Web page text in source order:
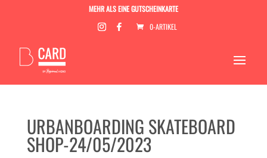
MEHR ALS EINE GUTSCHEINKARTE
0-ARTIKEL
URBANBOARDING SKATEBOARD
SHOP-24/05/2023